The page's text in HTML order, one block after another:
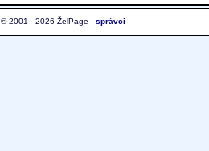
© 2001 - 2026 ŽelPage - správci